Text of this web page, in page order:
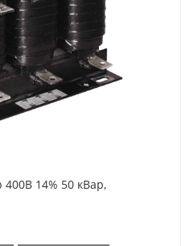
400В 14% 50 кВар,